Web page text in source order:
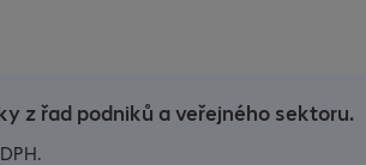
z řad podniků a veřejného sektoru.